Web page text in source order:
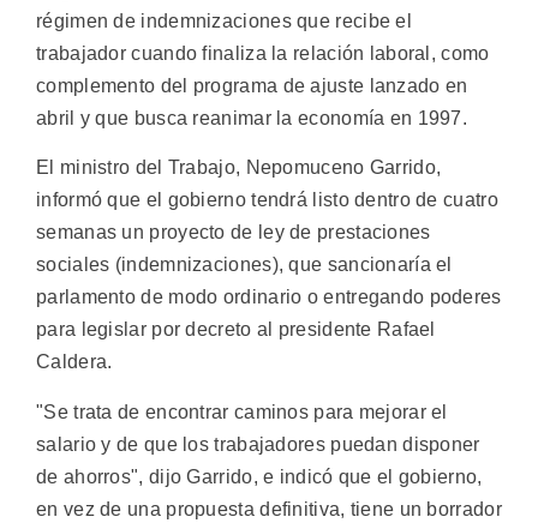
régimen de indemnizaciones que recibe el
trabajador cuando finaliza la relación laboral, como
complemento del programa de ajuste lanzado en
abril y que busca reanimar la economía en 1997.
El ministro del Trabajo, Nepomuceno Garrido,
informó que el gobierno tendrá listo dentro de cuatro
semanas un proyecto de ley de prestaciones
sociales (indemnizaciones), que sancionaría el
parlamento de modo ordinario o entregando poderes
para legislar por decreto al presidente Rafael
Caldera.
"Se trata de encontrar caminos para mejorar el
salario y de que los trabajadores puedan disponer
de ahorros", dijo Garrido, e indicó que el gobierno,
en vez de una propuesta definitiva, tiene un borrador